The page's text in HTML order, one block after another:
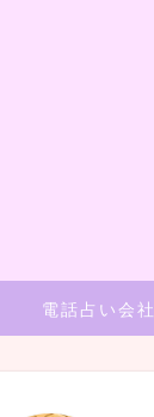
電話占い会社